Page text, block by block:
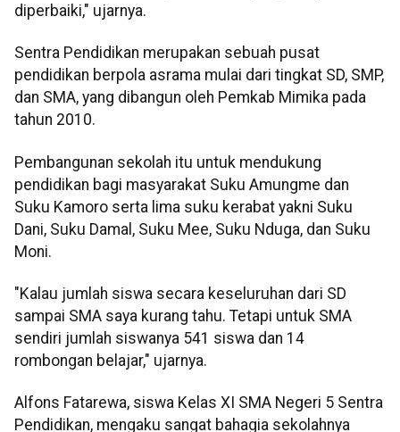
diperbaiki," ujarnya.
Sentra Pendidikan merupakan sebuah pusat
pendidikan berpola asrama mulai dari tingkat SD, SMP,
dan SMA, yang dibangun oleh Pemkab Mimika pada
tahun 2010.
Pembangunan sekolah itu untuk mendukung
pendidikan bagi masyarakat Suku Amungme dan
Suku Kamoro serta lima suku kerabat yakni Suku
Dani, Suku Damal, Suku Mee, Suku Nduga, dan Suku
Moni.
"Kalau jumlah siswa secara keseluruhan dari SD
sampai SMA saya kurang tahu. Tetapi untuk SMA
sendiri jumlah siswanya 541 siswa dan 14
rombongan belajar," ujarnya.
Alfons Fatarewa, siswa Kelas XI SMA Negeri 5 Sentra
Pendidikan, mengaku sangat bahagia sekolahnya